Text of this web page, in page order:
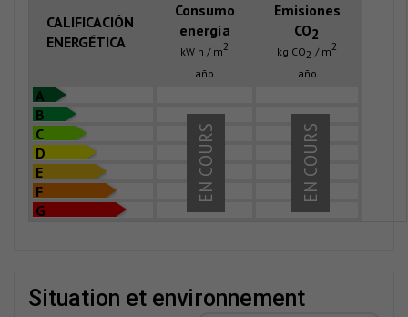
CALIFICACIÓN
ENERGÉTICA
Consumo
energía
kW h / m2
año
Emisiones
CO2
kg CO2 / m2
año
A
B
C
D
E
F
G
EN COURS
EN COURS
situation et environnement